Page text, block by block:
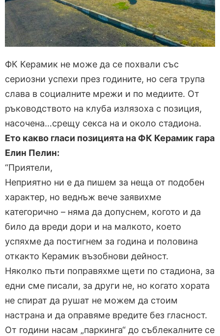
ФК Керамик не може да се похвали със
сериозни успехи през годините, но сега трупа
слава в социалните мрежи и по медиите. От
ръководството на клуба излязоха с позиция,
насочена…срещу секса на и около стадиона.
Ето какво гласи позицията на ФК Керамик гара
Елин Пелин:
“Приятели,
Неприятно ни е да пишем за неща от подобен
характер, но веднъж вече заявихме
категорично – няма да допуснем, когото и да
било да вреди дори и на малкото, което
успяхме да постигнем за година и половина
откакто Керамик възобнови дейност.
Няколко пъти поправяхме щети по стадиона, за
едни сме писали, за други не, но когато хората
не спират да рушат не можем да стоим
настрана и да оправяме вредите без гласност.
От години насам „паркинга“ до съблекалните се